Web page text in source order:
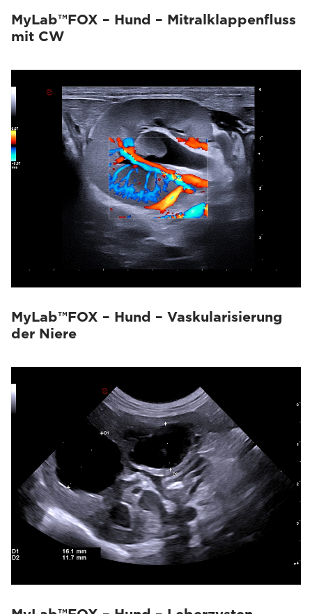
MyLab™FOX – Hund – Mitralklappenfluss
mit CW
MyLab™FOX – Hund – Vaskularisierung
der Niere